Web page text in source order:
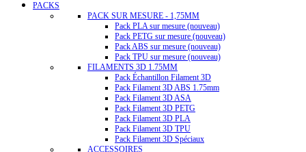
PACKS
PACK SUR MESURE - 1,75MM
Pack PLA sur mesure (nouveau)
Pack PETG sur mesure (nouveau)
Pack ABS sur mesure (nouveau)
Pack TPU sur mesure (nouveau)
FILAMENTS 3D 1.75MM
Pack Échantillon Filament 3D
Pack Filament 3D ABS 1.75mm
Pack Filament 3D ASA
Pack Filament 3D PETG
Pack Filament 3D PLA
Pack Filament 3D TPU
Pack Filament 3D Spéciaux
ACCESSOIRES